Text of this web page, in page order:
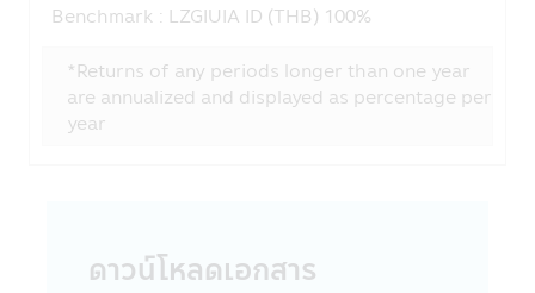
การใช้และการเปิดเผย
ข้อมูลอื่นๆ เกี่ยวกับท่านให้กับผู้อื่นในรูปแบบ
ต่างๆ ตามที่ระบุไว้ในส่วนนี้ของนโยบายความ
เป็นส่วนตัว
บริษัทฯอาจเปิดเผยข้อมูลส่วนบุคคลของท่านใน
Benchmark : LZGIUIA ID (THB) 100%
*Returns of any periods longer than one year
are annualized and displayed as percentage per
year
ดาวน์โหลดเอกสาร